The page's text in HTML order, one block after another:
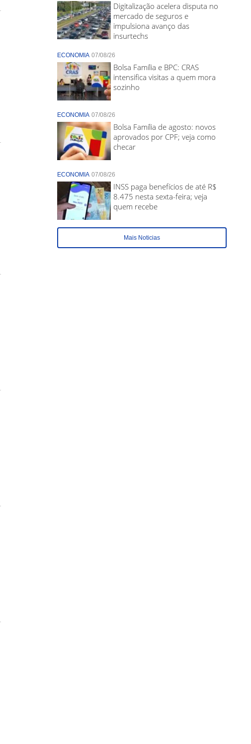
Digitalização acelera disputa no
mercado de seguros e
impulsiona avanço das
insurtechs
ECONOMIA 07/08/26
Bolsa Família e BPC: CRAS
intensifica visitas a quem mora
sozinho
ECONOMIA 07/08/26
Bolsa Família de agosto: novos
aprovados por CPF; veja como
checar
ECONOMIA 07/08/26
INSS paga benefícios de até R$
8.475 nesta sexta-feira; veja
quem recebe
Mais Noticias